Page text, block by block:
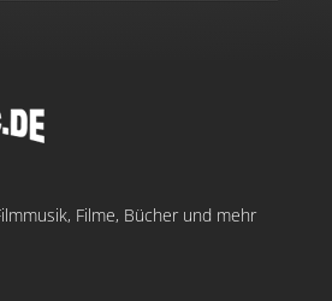
Filme, Bücher und mehr